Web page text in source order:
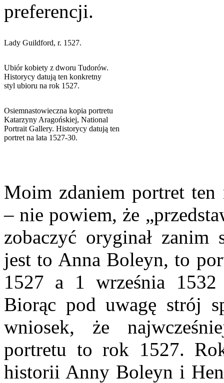
preferencji.
Lady Guildford, r. 1527.
Ubiór kobiety z dworu Tudorów.
Historycy datują ten konkretny
styl ubioru na rok 1527.
Osiemnastowieczna kopia portretu
Katarzyny Aragońskiej, National
Portrait Gallery. Historycy datują ten
portret na lata 1527-30.
Moim zdaniem portret ten
– nie powiem, że
zobaczyć oryginał zanim
jest to Anna Boleyn, to
1527 a 1 września
Biorąc pod uwagę strój
wniosek, że
portretu to rok 1527.
historii Anny Boleyn i